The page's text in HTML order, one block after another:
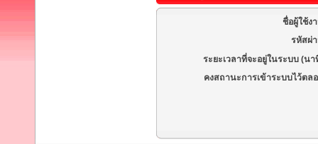
ชื่อผู้ใช้ง
รหัสผ่
ระยะเวลาที่จะอยู่ในระบบ (นา
คงสถานะการเข้าระบบไว้ตล